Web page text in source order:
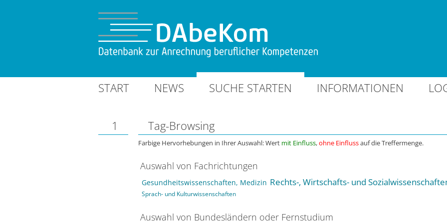
START NEWS SUCHE STARTEN INFORMATIONEN
1 Tag-Browsing
Farbige Hervorhebungen in Ihrer Auswahl: Wert mit Einfluss,ohne Einflussauf die Treffermenge.
Auswahl von Fachrichtungen
Gesundheitswissenschaften, Medizin Rechts-, Wirtschafts- und
Sprach- und Kulturwissenschaften
Auswahl von Bundesländern oder Fernstudium